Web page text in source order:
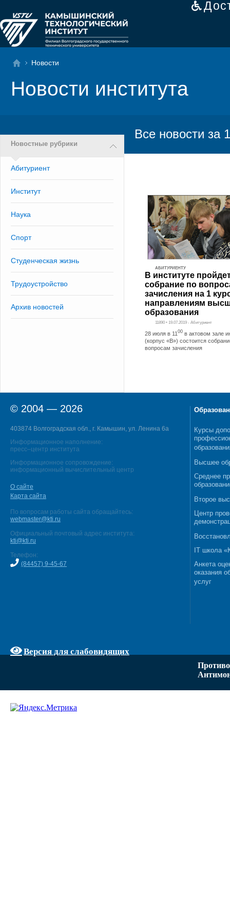
Новости
Новости института
Новостные рубрики
Абитуриент
Институт
Наука
Спорт
Студенческая жизнь
Трудоустройство
Архив новостей
Все новости за
АБИТУРИЕНТУ
В институте
собрание по
зачисления на 1
направлениям
образования
11890 • 19.07.2019 - Абитуриент
28 июля в 11 00 в актовом зале
(корпус «В») состоится
вопросам зачисления
© 2004 — 2026
403874 Волгоградская обл., г. Камышин, ул. Ленина 6а
Информационное наполнение:
пресс–центр института
Информационное сопровождение:
информационный вычислительный центр
О сайте
Карта сайта
По вопросам работы сайта обращайтесь:
webmaster@kti.ru
Официальный почтовый адрес института:
kti@kti.ru
Телефон:
(84457) 9-45-67
Версия для слабовидящих
Курсы
Высшее
Среднее
Второе
Центр
IT школа
Анкета
оказания
услуг